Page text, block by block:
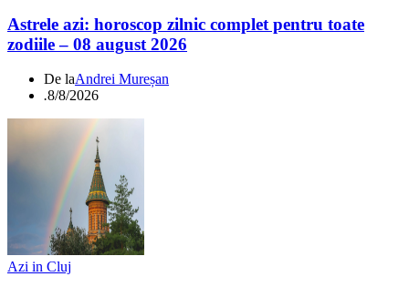
Astrele azi: horoscop zilnic complet pentru toate
zodiile – 08 august 2026
De laAndrei Mureșan
.8/8/2026
Azi in Cluj